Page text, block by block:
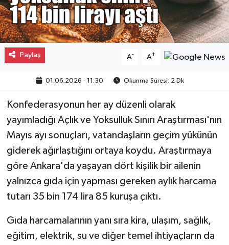
Paylaş A- A+
01.06.2026 - 11:30 Okunma Süresi: 2 Dk
Konfederasyonun her ay düzenli olarak
yayımladığı Açlık ve Yoksulluk Sınırı Araştırması'nın
Mayıs ayı sonuçları, vatandaşların geçim yükünün
giderek ağırlaştığını ortaya koydu. Araştırmaya
göre Ankara'da yaşayan dört kişilik bir ailenin
yalnızca gıda için yapması gereken aylık harcama
tutarı 35 bin 174 lira 85 kuruşa çıktı.
Gıda harcamalarının yanı sıra kira, ulaşım, sağlık,
eğitim, elektrik, su ve diğer temel ihtiyaçların da